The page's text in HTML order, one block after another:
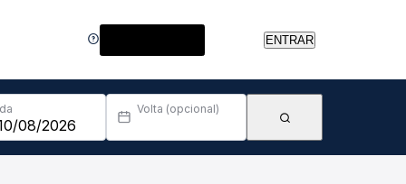
ENTRAR
Volta (opcional)